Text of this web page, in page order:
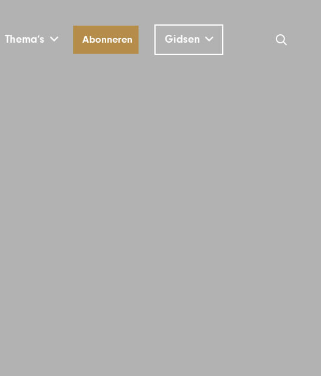
Thema’s Abonneren Gidsen